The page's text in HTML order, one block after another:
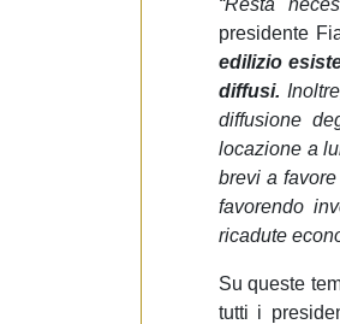
presidente
edilizio
diffusi.
diffusione
locazione a
brevi a
favorendo
ricadute
Su queste
tutti i